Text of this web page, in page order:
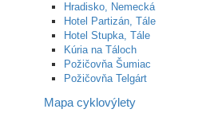
Hradisko, Nemecká
Hotel Partizán, Tále
Hotel Stupka, Tále
Kúria na Táloch
Požičovňa Šumiac
Požičovňa Telgárt
Mapa cyklovýlety